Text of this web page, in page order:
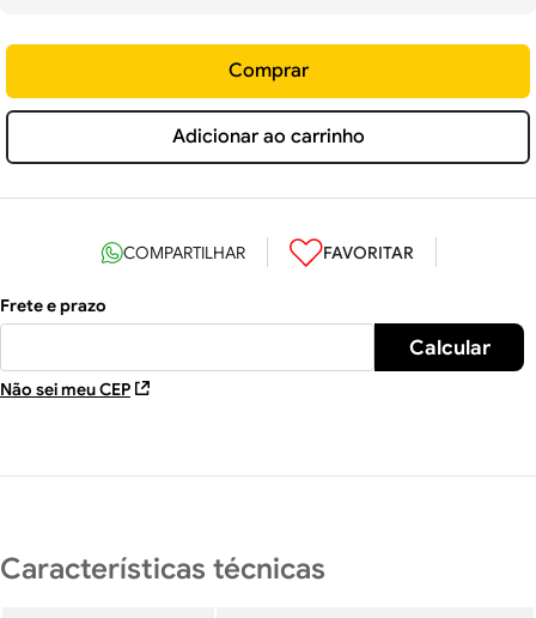
Adicionar ao carrinho
Comprar
Não sei meu CEP